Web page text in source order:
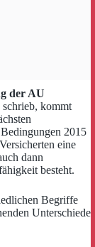
der AU
kommt
2015
eine
dann
besteht.
Begriffe
Unterschiede